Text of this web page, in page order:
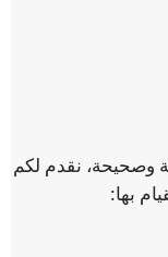
وصحيحة، نقدم لكم
بها: